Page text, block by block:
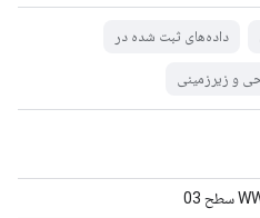
داده‌های ثبت شده در
و زیرزمینی